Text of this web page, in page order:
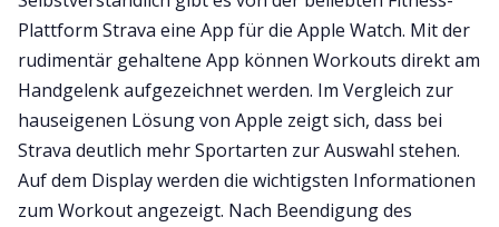
Plattform Strava eine App für die Apple Watch. Mit der
rudimentär gehaltene App können Workouts direkt am
Handgelenk aufgezeichnet werden. Im Vergleich zur
hauseigenen Lösung von Apple zeigt sich, dass bei
Strava deutlich mehr Sportarten zur Auswahl stehen.
Auf dem Display werden die wichtigsten Informationen
zum Workout angezeigt. Nach Beendigung des